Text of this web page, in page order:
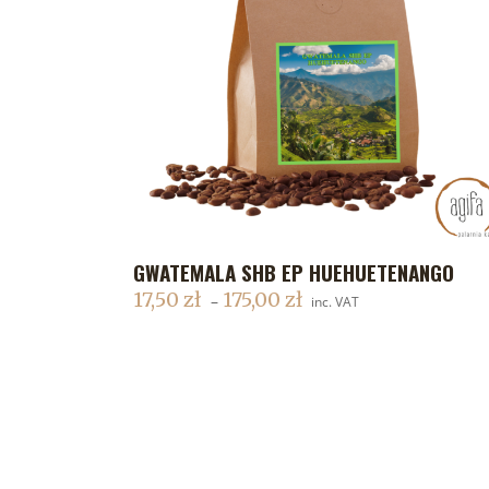
DODAJ DO KOSZYKA
GWATEMALA SHB EP HUEHUETENANGO
17,50 zł – 175,00 zł inc. VAT